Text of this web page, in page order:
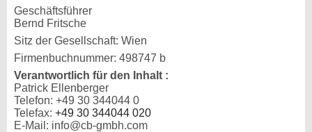
Geschäftsführer
Bernd Fritsche
Sitz der Gesellschaft: Wien
Firmenbuchnummer: 498747 b
Verantwortlich für den Inhalt :
Patrick Ellenberger
Telefon: +49 30 344044 0
Telefax: +49 30 344044 020
E-Mail: info@cb-gmbh.com